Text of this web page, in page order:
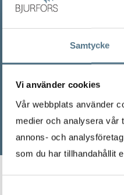
Samtycke
Vi använder cookies
Vår webbplats använder
medier och analysera vår
annons- och
som du har tillhandahållit